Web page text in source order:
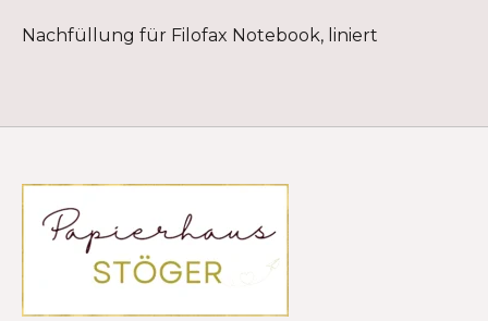
Nachfüllung für Filofax Notebook, liniert